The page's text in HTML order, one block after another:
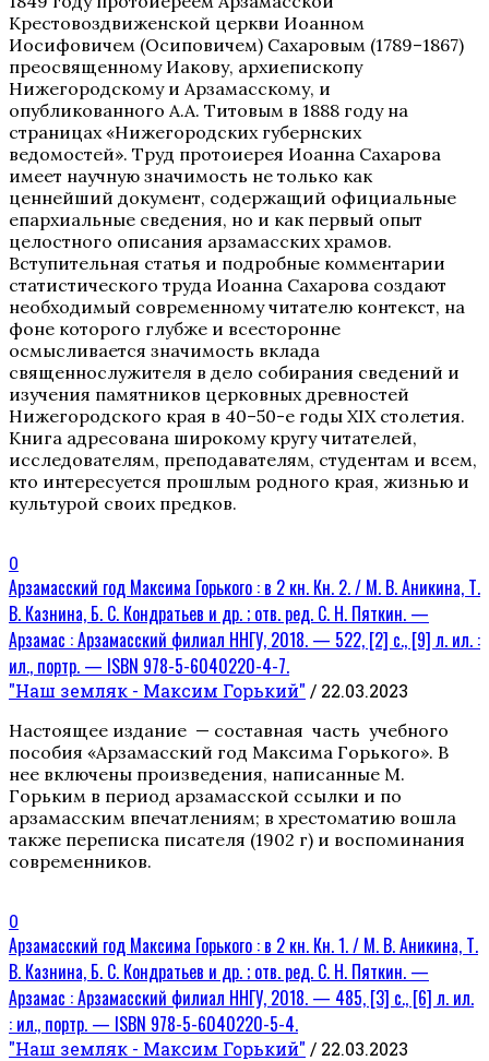
Крестовоздвиженской церкви Иоанном
Иосифовичем (Осиповичем) Сахаровым (1789–1867)
преосвященному Иакову, архиепископу
Нижегородскому и Арзамасскому, и
опубликованного А.А. Титовым в 1888 году на
страницах «Нижегородских губернских
ведомостей». Труд протоиерея Иоанна Сахарова
имеет научную значимость не только как
ценнейший документ, содержащий официальные
епархиальные сведения, но и как первый опыт
целостного описания арзамасских храмов.
Вступительная статья и подробные комментарии
статистического труда Иоанна Сахарова создают
необходимый современному читателю контекст, на
фоне которого глубже и всесторонне
осмысливается значимость вклада
священнослужителя в дело собирания сведений и
изучения памятников церковных древностей
Нижегородского края в 40–50-е годы XIX столетия.
Книга адресована широкому кругу читателей,
исследователям, преподавателям, студентам и всем,
кто интересуется прошлым родного края, жизнью и
культурой своих предков.
0
Арзамасский год Максима Горького : в 2 кн. Кн. 2. / М. В. Аникина, Т.
В. Казнина, Б. С. Кондратьев и др. ; отв. ред. С. Н. Пяткин. —
Арзамас : Арзамасский филиал ННГУ, 2018. — 522, [2] с., [9] л. ил. :
ил., портр. — ISBN 978-5-6040220-4-7.
"Наш земляк - Максим Горький" / 22.03.2023
Настоящее издание — составная часть учебного
пособия «Арзамасский год Максима Горького». В
нее включены произведения, написанные М.
Горьким в период арзамасской ссылки и по
арзамасским впечатлениям; в хрестоматию вошла
также переписка писателя (1902 г) и воспоминания
современников.
0
Арзамасский год Максима Горького : в 2 кн. Кн. 1. / М. В. Аникина, Т.
В. Казнина, Б. С. Кондратьев и др. ; отв. ред. С. Н. Пяткин. —
Арзамас : Арзамасский филиал ННГУ, 2018. — 485, [3] с., [6] л. ил.
: ил., портр. — ISBN 978-5-6040220-5-4.
"Наш земляк - Максим Горький" / 22.03.2023